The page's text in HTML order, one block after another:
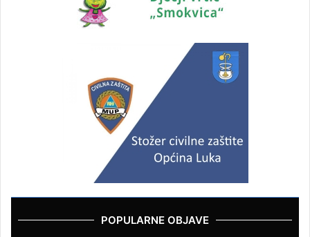
POPULARNE OBJAVE